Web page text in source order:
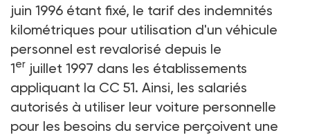
juin 1996 étant fixé, le tarif des indemnités
kilométriques pour utilisation d'un véhicule
personnel est revalorisé depuis le
1er juillet 1997 dans les établissements
appliquant la CC 51. Ainsi, les salariés
autorisés à utiliser leur voiture personnelle
pour les besoins du service perçoivent une